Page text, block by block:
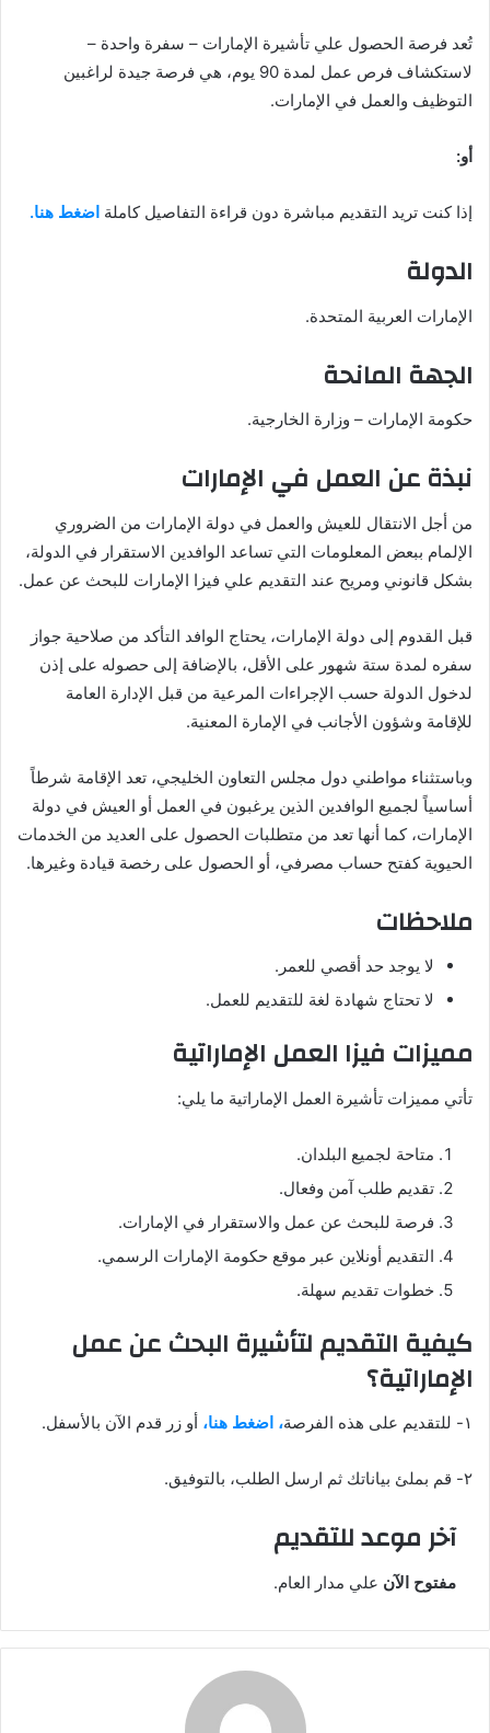
تُعد فرصة الحصول علي تأشيرة الإمارات – سفرة واحدة –
لاستكشاف فرص عمل لمدة 90 يوم، هي فرصة جيدة لراغبين
التوظيف والعمل في الإمارات.
أو:
إذا كنت تريد التقديم مباشرة دون قراءة التفاصيل كاملة اضغط هنا.
الدولة
الإمارات العربية المتحدة.
الجهة المانحة
حكومة الإمارات – وزارة الخارجية.
نبذة عن العمل في الإمارات
من أجل الانتقال للعيش والعمل في دولة الإمارات من الضروري
الإلمام ببعض المعلومات التي تساعد الوافدين الاستقرار في الدولة،
بشكل قانوني ومريح عند التقديم علي فيزا الإمارات للبحث عن عمل.
قبل القدوم إلى دولة الإمارات، يحتاج الوافد التأكد من صلاحية جواز
سفره لمدة ستة شهور على الأقل، بالإضافة إلى حصوله على إذن
لدخول الدولة حسب الإجراءات المرعية من قبل الإدارة العامة
للإقامة وشؤون الأجانب في الإمارة المعنية.
وباستثناء مواطني دول مجلس التعاون الخليجي، تعد الإقامة شرطاً
أساسياً لجميع الوافدين الذين يرغبون في العمل أو العيش في دولة
الإمارات، كما أنها تعد من متطلبات الحصول على العديد من الخدمات
الحيوية كفتح حساب مصرفي، أو الحصول على رخصة قيادة وغيرها.
ملاحظات
لا يوجد حد أقصي للعمر.
لا تحتاج شهادة لغة للتقديم للعمل.
مميزات فيزا العمل الإماراتية
تأتي مميزات تأشيرة العمل الإماراتية ما يلي:
متاحة لجميع البلدان.
تقديم طلب آمن وفعال.
فرصة للبحث عن عمل والاستقرار في الإمارات.
التقديم أونلاين عبر موقع حكومة الإمارات الرسمي.
خطوات تقديم سهلة.
كيفية التقديم لتأشيرة البحث عن عمل
الإماراتية؟
١- للتقديم على هذه الفرصة ، اضغط هنا، أو زر قدم الآن بالأسفل.
٢- قم بملئ بياناتك ثم ارسل الطلب، بالتوفيق.
آخر موعد للتقديم
مفتوح الآن علي مدار العام.